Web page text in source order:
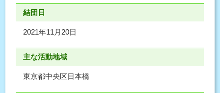
結団日
2021年11月20日
主な活動地域
東京都中央区日本橋